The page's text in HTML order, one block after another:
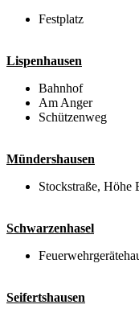
Festplatz
Lispenhausen
Bahnhof
Am Anger
Schützenweg
Mündershausen
Stockstraße, Höhe
Schwarzenhasel
Seifertshausen